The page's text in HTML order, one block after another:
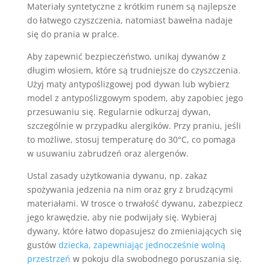
Materiały syntetyczne z krótkim runem są najlepsze
do łatwego czyszczenia, natomiast bawełna nadaje
się do prania w pralce.
Aby zapewnić bezpieczeństwo, unikaj dywanów z
długim włosiem, które są trudniejsze do czyszczenia.
Użyj maty antypoślizgowej pod dywan lub wybierz
model z antypoślizgowym spodem, aby zapobiec jego
przesuwaniu się. Regularnie odkurzaj dywan,
szczególnie w przypadku alergików. Przy praniu, jeśli
to możliwe, stosuj temperaturę do 30°C, co pomaga
w usuwaniu zabrudzeń oraz alergenów.
Ustal zasady użytkowania dywanu, np. zakaz
spożywania jedzenia na nim oraz gry z brudzącymi
materiałami. W trosce o trwałość dywanu, zabezpiecz
jego krawędzie, aby nie podwijały się. Wybieraj
dywany, które łatwo dopasujesz do zmieniających się
gustów dziecka, zapewniając jednocześnie wolną
przestrzeń w pokoju dla swobodnego poruszania się.